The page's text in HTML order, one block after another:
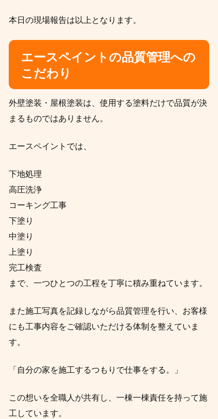
本日の現場報告は以上となります。
エースペイントの品質管理への
こだわり
外壁塗装・屋根塗装は、使用する塗料だけで品質が決
まるものではありません。
エースペイントでは、
下地処理
高圧洗浄
コーキング工事
下塗り
中塗り
上塗り
完工検査
まで、一つひとつの工程を丁寧に積み重ねています。
また施工写真を記録しながら品質管理を行い、お客様
にも工事内容をご確認いただける体制を整えていま
す。
「自分の家を施工するつもりで仕事をする。」
この想いを全職人が共有し、一棟一棟責任を持って施
工しています。